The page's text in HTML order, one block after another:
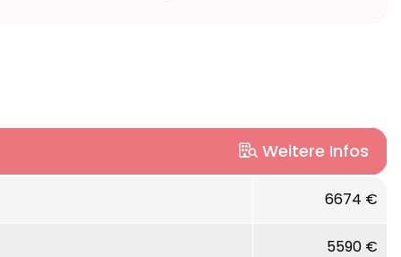
Weitere Infos
6674 €
5590 €